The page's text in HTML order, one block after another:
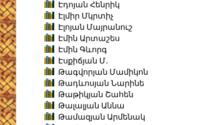
Էդոյան Հենրիկ
Էլմիր Մկրտիչ
Էլոյան Մայրանուշ
Էմին Արտաշես
Էմին Գևորգ
Էսքիճյան Մ․
Թագվորյան Մամիկոն
Թադևոսյան Նարինե
Թաթիկյան Շահեն
Թալալյան Աննա
Թամազյան Արմենակ